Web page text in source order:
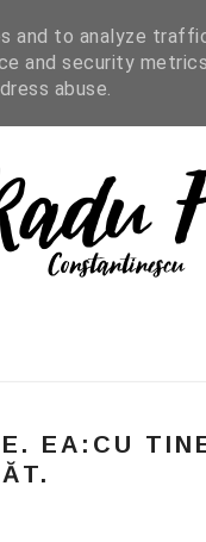
SHOP
EA:CU
to analyze
and security
abuse.